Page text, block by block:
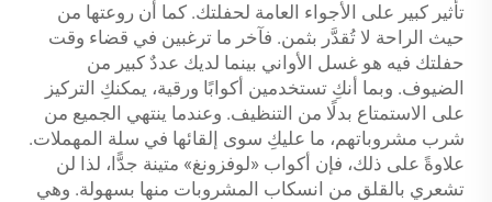
تأثير كبير على الأجواء العامة لحفلتك. كما أن روعتها من
حيث الراحة لا تُقدَّر بثمن. فآخر ما ترغبين في قضاء وقت
حفلتك فيه هو غسل الأواني بينما لديك عددٌ كبير من
الضيوف. وبما أنكِ تستخدمين أكوابًا ورقية، يمكنكِ التركيز
على الاستمتاع بدلًا من التنظيف. وعندما ينتهي الجميع من
شرب مشروباتهم، ما عليكِ سوى إلقائها في سلة المهملات.
علاوةً على ذلك، فإن أكواب «لوفزونغ» متينة جدًّا، لذا لن
تشعري بالقلق من انسكاب المشروبات منها بسهولة. وهي